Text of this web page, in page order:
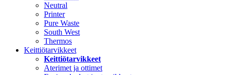
Neutral
Printer
Pure Waste
South West
Thermos
Keittiötarvikkeet
Keittiötarvikkeet
Aterimet ja ottimet